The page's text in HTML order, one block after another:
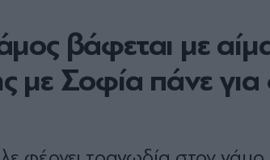
βάφεται με
με Σοφία πάνε